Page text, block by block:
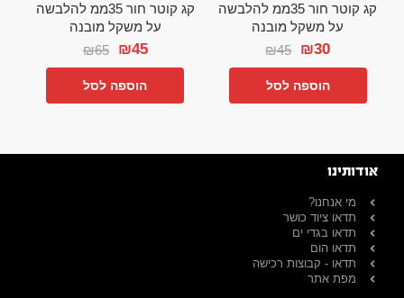
קג קוטר חור 35ממ להלבשה
על משקל מובנה
₪45 ₪30
הוספה לסל
קג קוטר חור 35ממ להלבשה
על משקל מובנה
₪65 ₪45
הוספה לסל
אודותינו
מי אנחנו?
תדאו ציוד כושר
תדאו בגדי ים
תדאו הום
תדאו - קבוצות רכישה
מפת אתר